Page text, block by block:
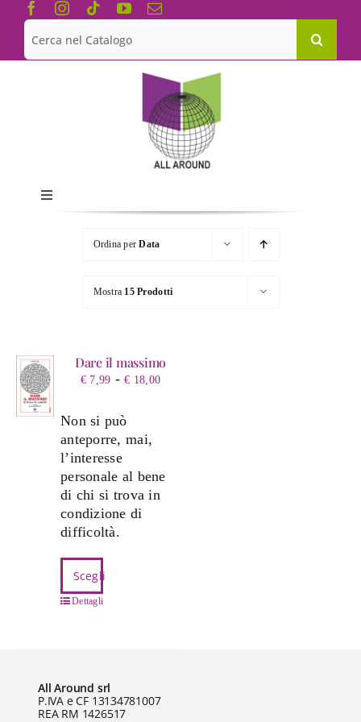
Salta
contenuto
Cerca
per:
Toggle
Navigation
Chi siamo
Le Collane
Ordina perData
Mostra 15 Prodotti
Dare il massimo
€ 7,99 - € 18,00Fascia
a
Non si può
anteporre, mai,
l’interesse
personale al bene
di chi si trova in
condizione di
difficoltà.
Scegli
possono
essere
Dettagli
All Around srl
P.IVA e CF 13134781007
REA RM 1426517